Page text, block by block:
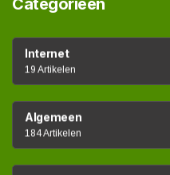
Categorieën
Internet
19 Artikelen
Algemeen
184 Artikelen